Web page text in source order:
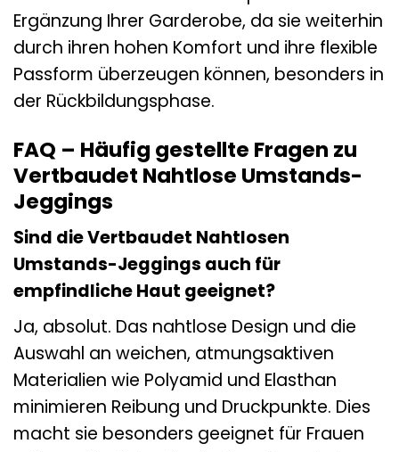
Ergänzung Ihrer Garderobe, da sie weiterhin
durch ihren hohen Komfort und ihre flexible
Passform überzeugen können, besonders in
der Rückbildungsphase.
FAQ – Häufig gestellte Fragen zu
Vertbaudet Nahtlose Umstands-
Jeggings
Sind die Vertbaudet Nahtlosen
Umstands-Jeggings auch für
empfindliche Haut geeignet?
Ja, absolut. Das nahtlose Design und die
Auswahl an weichen, atmungsaktiven
Materialien wie Polyamid und Elasthan
minimieren Reibung und Druckpunkte. Dies
macht sie besonders geeignet für Frauen